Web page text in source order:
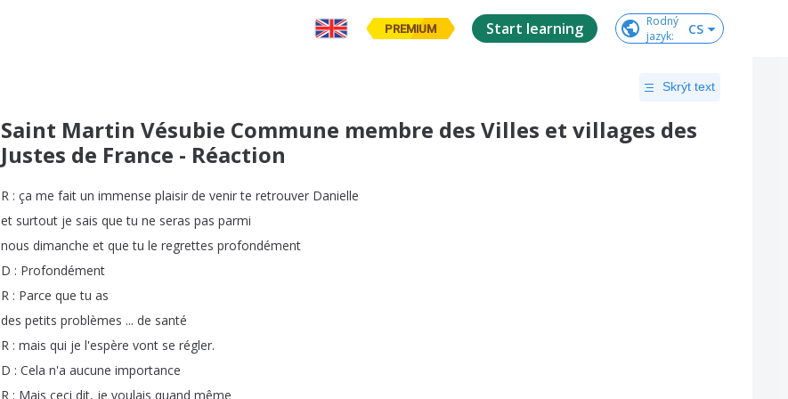
PREMIUM Start learning
Rodný
jazyk: CS
Skrýt text
Saint Martin Vésubie Commune membre des Villes et villages des
Justes de France - Réaction
R : ça me fait un immense plaisir de venir te retrouver Danielle
et surtout je sais que tu ne seras pas parmi
nous dimanche et que tu le regrettes profondément
D : Profondément
R : Parce que tu as
des petits problèmes ... de santé
R : mais qui je l'espère vont se régler.
D : Cela n'a aucune importance
R : Mais ceci dit, je voulais quand même